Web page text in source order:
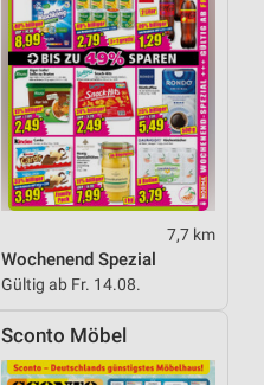
7,7 km
Wochenend Spezial
Gültig ab Fr. 14.08.
Sconto Möbel